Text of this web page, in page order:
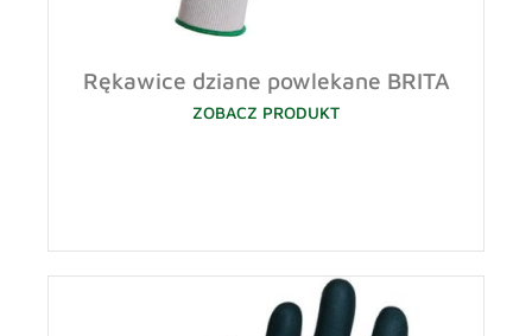
Rękawice dziane powlekane BRITA
ZOBACZ PRODUKT